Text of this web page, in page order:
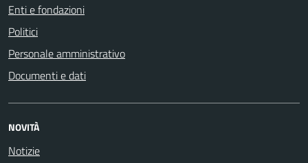
Enti e fondazioni
Politici
Personale amministrativo
Documenti e dati
NOVITÀ
Notizie